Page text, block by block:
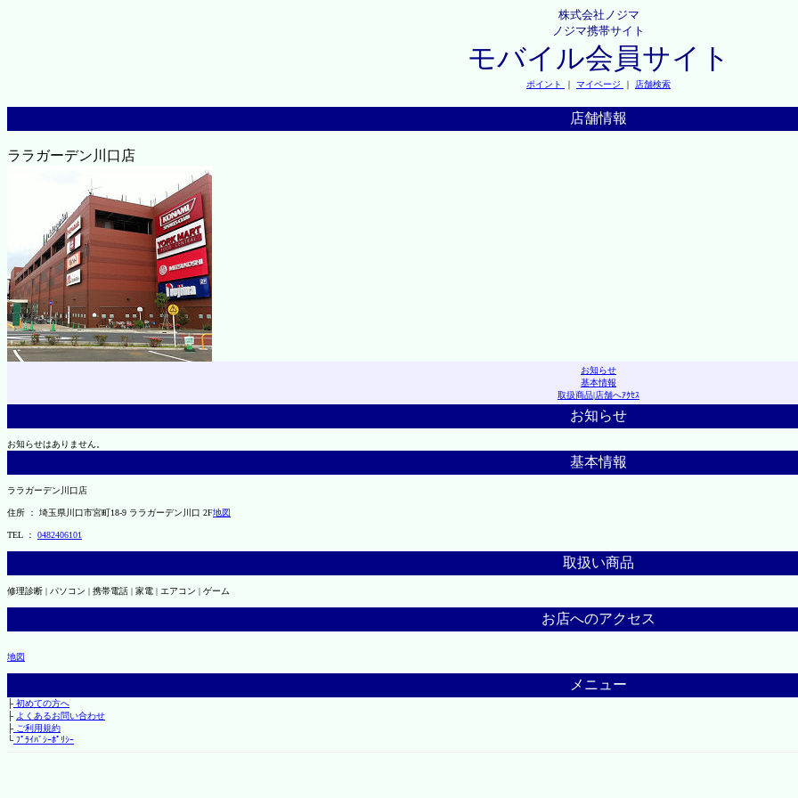
株式会社ノジマ
ノジマ携帯サイト
モバイル会員サイト
ポイント ｜ マイページ ｜ 店舗検索
店舗情報
ララガーデン川口店
お知らせ
基本情報
取扱商品|店舗へｱｸｾｽ
お知らせ
お知らせはありません。
基本情報
ララガーデン川口店
住所 ： 埼玉県川口市宮町18-9 ララガーデン川口 2F地図
TEL ： 0482406101
取扱い商品
修理診断 | パソコン | 携帯電話 | 家電 | エアコン | ゲーム
お店へのアクセス
地図
メニュー
├初めての方へ
├ よくあるお問い合わせ
├ご利用規約
└ﾌﾟﾗｲﾊﾞｼｰﾎﾟﾘｼｰ